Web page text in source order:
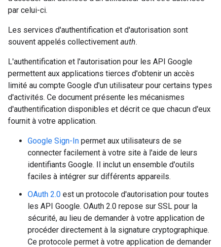
par celui-ci.
Les services d'authentification et d'autorisation sont
souvent appelés collectivement auth.
L'authentification et l'autorisation pour les API Google
permettent aux applications tierces d'obtenir un accès
limité au compte Google d'un utilisateur pour certains types
d'activités. Ce document présente les mécanismes
d'authentification disponibles et décrit ce que chacun d'eux
fournit à votre application.
Google Sign-In permet aux utilisateurs de se
connecter facilement à votre site à l'aide de leurs
identifiants Google. Il inclut un ensemble d'outils
faciles à intégrer sur différents appareils.
OAuth 2.0 est un protocole d'autorisation pour toutes
les API Google. OAuth 2.0 repose sur SSL pour la
sécurité, au lieu de demander à votre application de
procéder directement à la signature cryptographique.
Ce protocole permet à votre application de demander